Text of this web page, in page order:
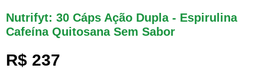
Nutrifyt: 30 Cáps Ação Dupla - Espirulina
Cafeína Quitosana Sem Sabor
R$ 237